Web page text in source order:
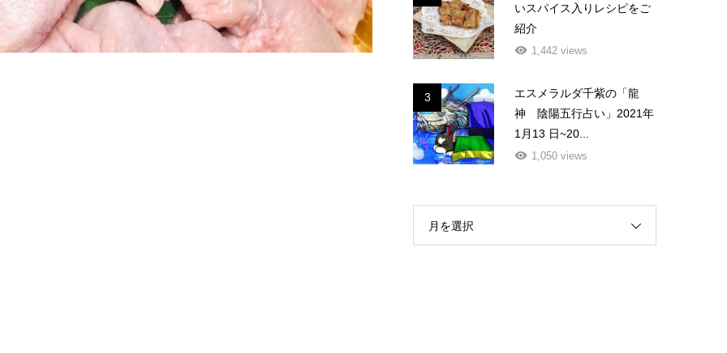
いスパイス入りレシピをご
紹介
1,442 views
3
エスメラルダ千紫の「龍
神 陰陽五行占い」2021年
1月13 日~20...
1,050 views
月を選択